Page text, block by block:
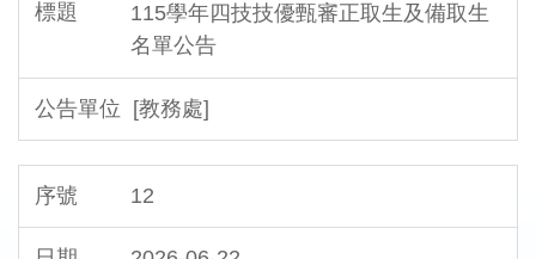
115學年四技技優甄審正取生及備取生
名單公告
[教務處]
12